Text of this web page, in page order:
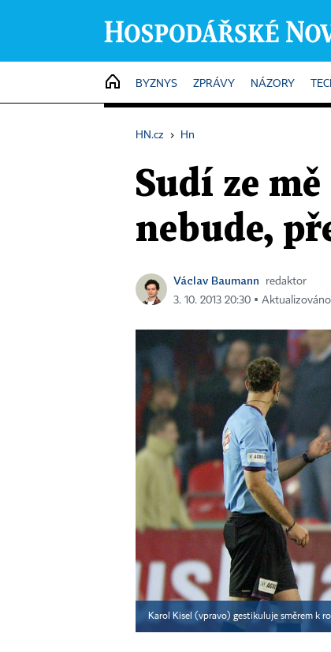
HOME
BYZNYS ZPRÁVY NÁZORY
HN.cz › Hn
Sudí ze
nebude,
Václav Baumann
redaktor
3. 10. 2013 20:30 ▪
Karol Kisel (vpravo) gestikuluje směrem k